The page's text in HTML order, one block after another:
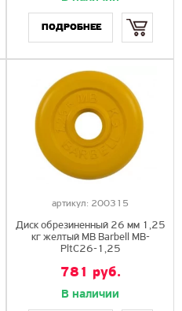
ПОДРОБНЕЕ
артикул: 200315
Диск обрезиненный 26 мм 1,25
кг желтый MB Barbell MB-
PltC26-1,25
781 руб.
В наличии